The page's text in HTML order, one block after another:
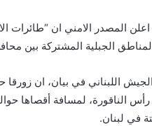
المصدر الامني ان “طائرات
الجبلية المشتركة بين
اللبناني في بيان، ان زورقا
في لبنان.